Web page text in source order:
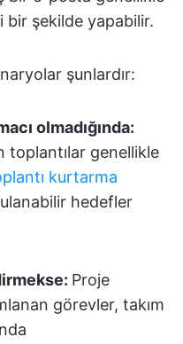
bir şekilde yapabilir.
şunlardır:
olmadığında:
toplantılar genellikle
kurtarma
hedefler
Proje
görevler, takım